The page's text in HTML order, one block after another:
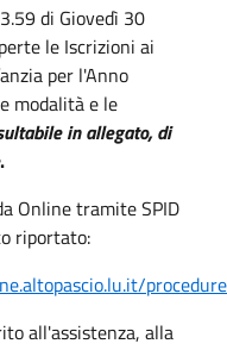
di Giovedì 30
le Iscrizioni ai
per l'Anno
modalità e le
in allegato, di
.
Online tramite SPID
riportato:
all'assistenza, alla